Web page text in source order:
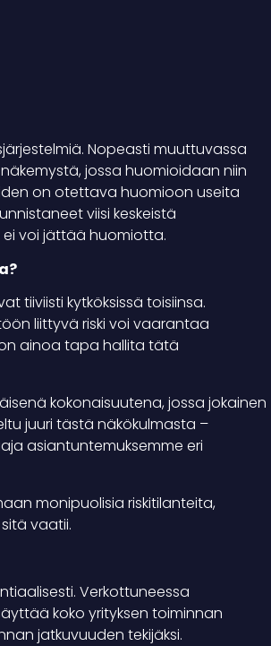
Nopeasti muuttuvassa
jossa huomioidaan niin
on otettava huomioon useita
viisi keskeistä
voi jättää huomiotta.
tiiviisti kytköksissä toisiinsa.
liittyvä riski voi vaarantaa
ainoa tapa hallita tätä
kokonaisuutena, jossa jokainen
juuri tästä näkökulmasta –
asiantuntemuksemme eri
monipuolisia riskitilanteita,
vaatii.
Verkottuneessa
koko yrityksen toiminnan
jatkuvuuden tekijäksi.